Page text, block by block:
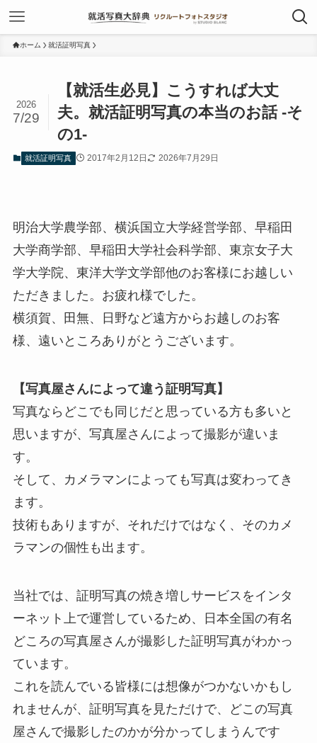
ホーム 就活証明写真
【就活生必見】こうすれば大丈
夫。就活証明写真の本当のお話 -そ
の1-
2026
7/29
就活証明写真 2017年2月12日 2026年7月29日
明治大学農学部、横浜国立大学経営学部、早稲田
大学商学部、早稲田大学社会科学部、東京女子大
学大学院、東洋大学文学部他のお客様にお越しい
ただきました。お疲れ様でした。
横須賀、田無、日野など遠方からお越しのお客
様、遠いところありがとうございます。
【写真屋さんによって違う証明写真】
写真ならどこでも同じだと思っている方も多いと
思いますが、写真屋さんによって撮影が違いま
す。
そして、カメラマンによっても写真は変わってき
ます。
技術もありますが、それだけではなく、そのカメ
ラマンの個性も出ます。
当社では、証明写真の焼き増しサービスをインタ
ーネット上で運営しているため、日本全国の有名
どころの写真屋さんが撮影した証明写真がわかっ
ています。
これを読んでいる皆様には想像がつかないかもし
れませんが、証明写真を見ただけで、どこの写真
屋さんで撮影したのかが分かってしまうんです